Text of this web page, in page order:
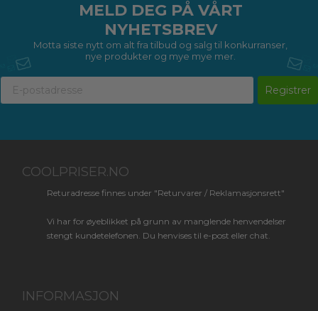
MELD DEG PÅ VÅRT
NYHETSBREV
Motta siste nytt om alt fra tilbud og salg til konkurranser,
nye produkter og mye mye mer.
Registrer
COOLPRISER.NO
Returadresse finnes under "Returvarer / Reklamasjonsrett"
Vi har for øyeblikket på grunn av manglende henvendelser
stengt kundetelefonen. Du henvises til e-post eller chat.
INFORMASJON